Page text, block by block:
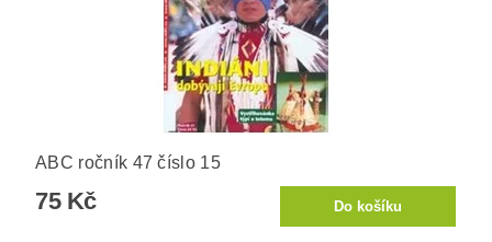
ABC ročník 47 číslo 15
75 Kč